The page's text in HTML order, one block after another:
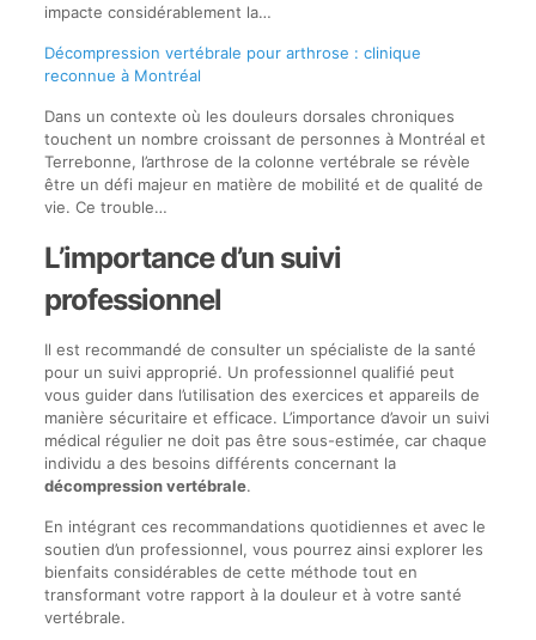
impacte considérablement la…
Décompression vertébrale pour arthrose : clinique
reconnue à Montréal
Dans un contexte où les douleurs dorsales chroniques
touchent un nombre croissant de personnes à Montréal et
Terrebonne, l’arthrose de la colonne vertébrale se révèle
être un défi majeur en matière de mobilité et de qualité de
vie. Ce trouble…
L’importance d’un suivi
professionnel
Il est recommandé de consulter un spécialiste de la santé
pour un suivi approprié. Un professionnel qualifié peut
vous guider dans l’utilisation des exercices et appareils de
manière sécuritaire et efficace. L’importance d’avoir un suivi
médical régulier ne doit pas être sous-estimée, car chaque
individu a des besoins différents concernant la
décompression vertébrale.
En intégrant ces recommandations quotidiennes et avec le
soutien d’un professionnel, vous pourrez ainsi explorer les
bienfaits considérables de cette méthode tout en
transformant votre rapport à la douleur et à votre santé
vertébrale.